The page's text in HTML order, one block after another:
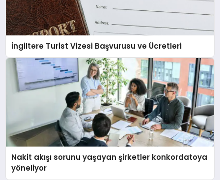
İngiltere Turist Vizesi Başvurusu ve Ücretleri
Nakit akışı sorunu yaşayan şirketler konkordatoya
yöneliyor